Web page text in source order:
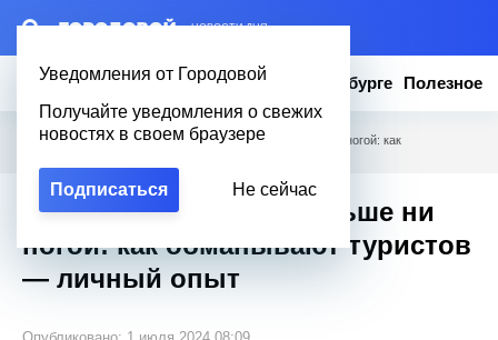
– НОВОСТИ ДНЯ
Уведомления от Городовой
Получайте уведомления о свежих
новостях в своем браузере
Подписаться Не сейчас
Новости Эксклюзив Вопросы о Петербурге Полезное
Городовой Полезное / На рынки Дербента больше ни ногой: как
На рынки Дербента больше ни
ногой: как обманывают туристов
— личный опыт